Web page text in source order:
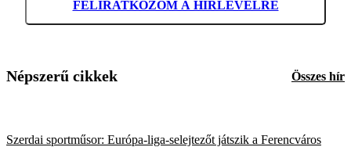
FELIRATKOZOM A HÍRLEVÉLRE
Népszerű cikkek Összes hír
Szerdai sportműsor: Európa-liga-selejtezőt játszik a Ferencváros